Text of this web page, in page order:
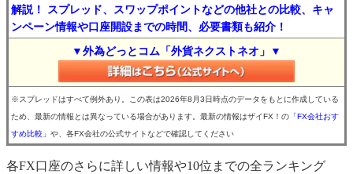
解説！ スプレッド、スワップポイントなどの他社との比較、キャ
ンペーン情報や口座開設までの時間、必要書類も紹介！
▼外為どっとコム「外貨ネクストネオ」▼
※スプレッドはすべて例外あり。この表は2026年8月3日時点のデータをもとに作成している
ため、最新の情報とは異なっている場合があります。最新の情報はザイFX！の 「FX会社おす
すめ比較」 や、各FX会社の公式サイトなどで確認してください
各FX口座のさらに詳しい情報や10位までの全ランキング